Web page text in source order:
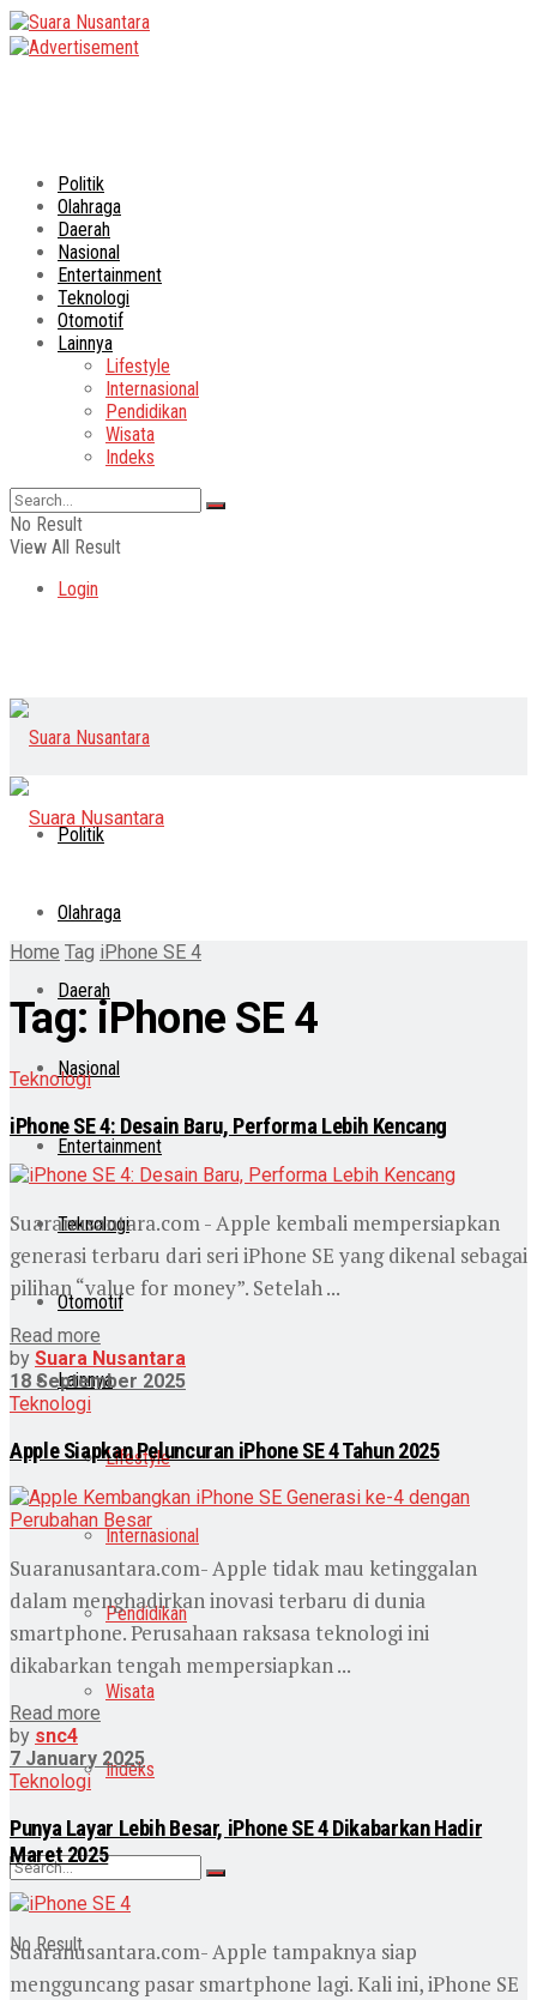
Politik
Olahraga
Daerah
Nasional
Entertainment
Teknologi
Otomotif
Lainnya
Lifestyle
Internasional
Pendidikan
Wisata
Indeks
No Result
View All Result
Login
Politik
Olahraga
Daerah
Nasional
Entertainment
Teknologi
Otomotif
Lainnya
Lifestyle
Internasional
Pendidikan
Wisata
Indeks
No Result
Home Tag iPhone SE 4
Tag: iPhone SE 4
Teknologi
iPhone SE 4: Desain Baru, Performa Lebih Kencang
Suaranusantara.com - Apple kembali mempersiapkan
generasi terbaru dari seri iPhone SE yang dikenal sebagai
pilihan “value for money”. Setelah ...
Read more
by Suara Nusantara
18 September 2025
Teknologi
Apple Siapkan Peluncuran iPhone SE 4 Tahun 2025
Suaranusantara.com- Apple tidak mau ketinggalan
dalam menghadirkan inovasi terbaru di dunia
smartphone. Perusahaan raksasa teknologi ini
dikabarkan tengah mempersiapkan ...
Read more
by snc4
7 January 2025
Teknologi
Punya Layar Lebih Besar, iPhone SE 4 Dikabarkan Hadir
Maret 2025
Suaranusantara.com- Apple tampaknya siap
mengguncang pasar smartphone lagi. Kali ini, iPhone SE